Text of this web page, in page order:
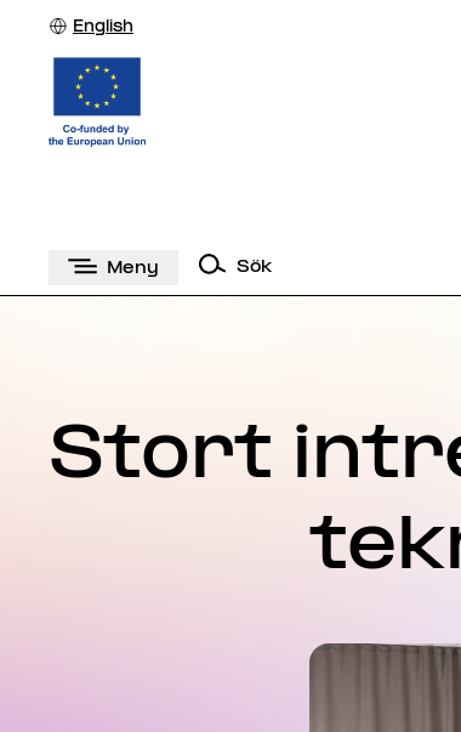
English
Meny Sök
Stort